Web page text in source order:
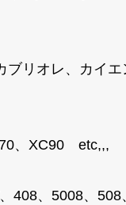
リオレ、カイ
、XC90 etc,,,
408、5008、